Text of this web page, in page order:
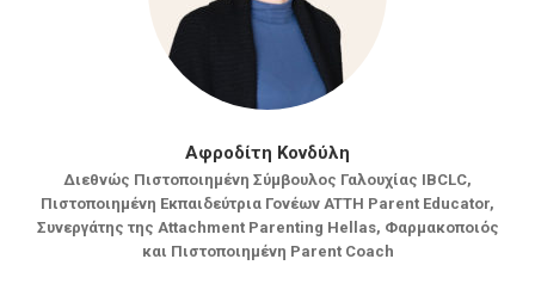
Αφροδίτη Κονδύλη
Διεθνώς Πιστοποιημένη Σύμβουλος Γαλουχίας IBCLC,
Πιστοποιημένη Εκπαιδεύτρια Γονέων ATTH Parent Educator,
Συνεργάτης της Attachment Parenting Hellas, Φαρμακοποιός
και Πιστοποιημένη Parent Coach